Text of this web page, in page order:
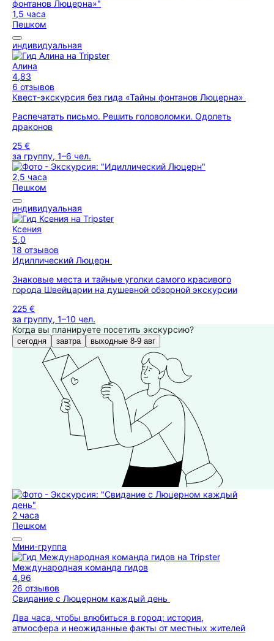
1,5 часа
Пешком
индивидуальная
Алина
4,83
6 отзывов
Квест-экскурсия без гида «Тайны фонтанов Люцерна»
Распечатать письмо. Решить головоломки. Одолеть
драконов
25 €
за группу, 1–6 чел.
2,5 часа
Пешком
индивидуальная
Ксения
5,0
18 отзывов
Идиллический Люцерн
Знаковые места и тайные уголки самого красивого
города Швейцарии на душевной обзорной экскурсии
225 €
за группу, 1–10 чел.
Когда вы планируете посетить экскурсию?
сегодня завтра выходные 8-9 авг
2 часа
Пешком
Мини-группа
Международная команда гидов
4,96
26 отзывов
Свидание с Люцерном каждый день
Два часа, чтобы влюбиться в город: история,
атмосфера и неожиданные факты от местных жителей